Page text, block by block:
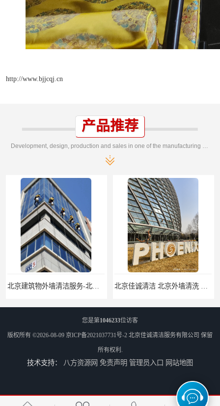
http://www.bjjcqj.cn
产品推荐
您是第1046233位访客
版权所有 ©2026-08-09 京ICP备2021037731号-2 北京佳诚清洁服务有限公司 保留
所有权利.
技术支持： 八方资源网 免责声明 管理员入口 网站地图